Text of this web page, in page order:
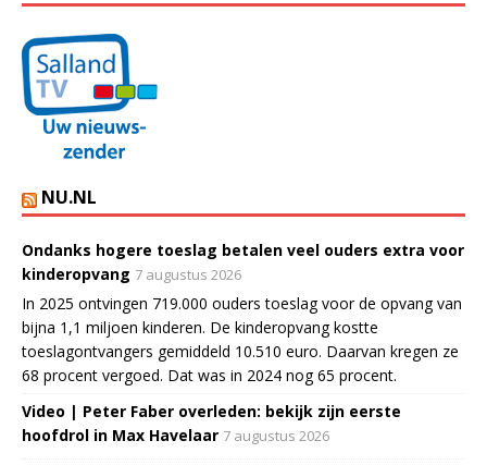
NU.NL
Ondanks hogere toeslag betalen veel ouders extra voor
kinderopvang 7 augustus 2026
In 2025 ontvingen 719.000 ouders toeslag voor de opvang van
bijna 1,1 miljoen kinderen. De kinderopvang kostte
toeslagontvangers gemiddeld 10.510 euro. Daarvan kregen ze
68 procent vergoed. Dat was in 2024 nog 65 procent.
Video | Peter Faber overleden: bekijk zijn eerste
hoofdrol in Max Havelaar 7 augustus 2026